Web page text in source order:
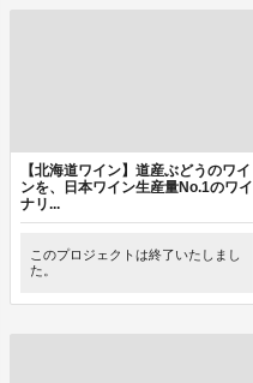
【北海道ワイン】道産ぶどうのワイ
ンを、日本ワイン生産量No.1のワイ
ナリ...
このプロジェクトは終了いたしまし
た。